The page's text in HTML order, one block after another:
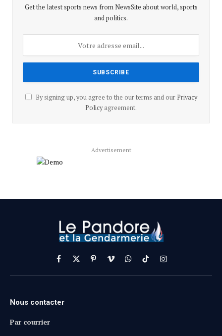
Get the latest sports news from NewsSite about world, sports
and politics.
By signing up, you agree to the our terms and our Privacy
Policyagreement.
Advertisement
Facebook
X
(Twitter)
PinterestVimeoWhatsApp
TikTokInstagram
Nous contacter
Par courrier